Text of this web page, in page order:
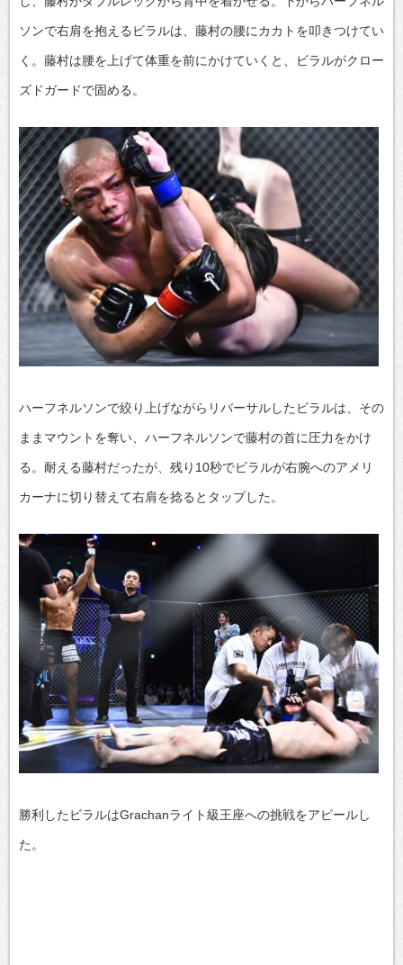
ソンで右肩を抱えるビラルは、藤村の腰にカカトを叩きつけてい
く。藤村は腰を上げて体重を前にかけていくと、ビラルがクロー
ズドガードで固める。
ハーフネルソンで絞り上げながらリバーサルしたビラルは、その
ままマウントを奪い、ハーフネルソンで藤村の首に圧力をかけ
る。耐える藤村だったが、残り10秒でビラルが右腕へのアメリ
カーナに切り替えて右肩を捻るとタップした。
勝利したビラルはGrachanライト級王座への挑戦をアピールし
た。